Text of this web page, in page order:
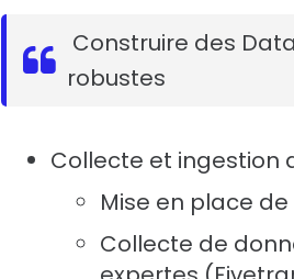
Construire des
robustes
Collecte et ingestion
Mise en place
Collecte de